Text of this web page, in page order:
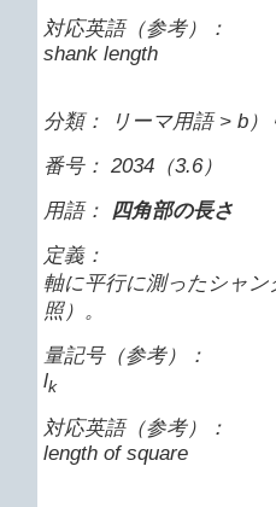
対応英語（参考）：
shank length
分類： リーマ用語 > b）
番号： 2034（3.6）
用語：
四角部の長さ
定義：
軸に平行に測ったシャン
照）。
量記号（参考）：
lk
対応英語（参考）：
length of square